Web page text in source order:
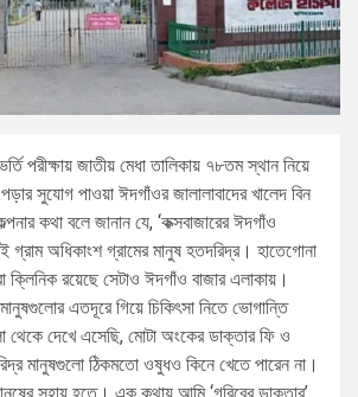
পরীক্ষায় জাতীয় মেধা তালিকায় ৭৮তম স্থান নিয়ে
সুযোগ পাওয়া ঈদগাঁওর জালালাবাদের খালেদ বিন
কথা বলে জানান যে, ‘কক্সবাজারের ঈদগাঁও
গ্রাম অধিকাংশ গ্রামের মানুষ হতদরিদ্র। হাতেগোনা
ক্লিনিক রয়েছে সেটাও ঈদগাঁও বাজার এলাকায়।
এতদূরে গিয়ে চিকিৎসা নিতে ভোগান্তি
থেকে দেখে এসেছি, মোটা অংকের ডাক্তার ফি ও
মানুষগুলো ঠিকমতো ওষুধও কিনে খেতে পারেন না।
সহায় হতে। এক কথায় আমি ‘গরিবের ডাক্তার’